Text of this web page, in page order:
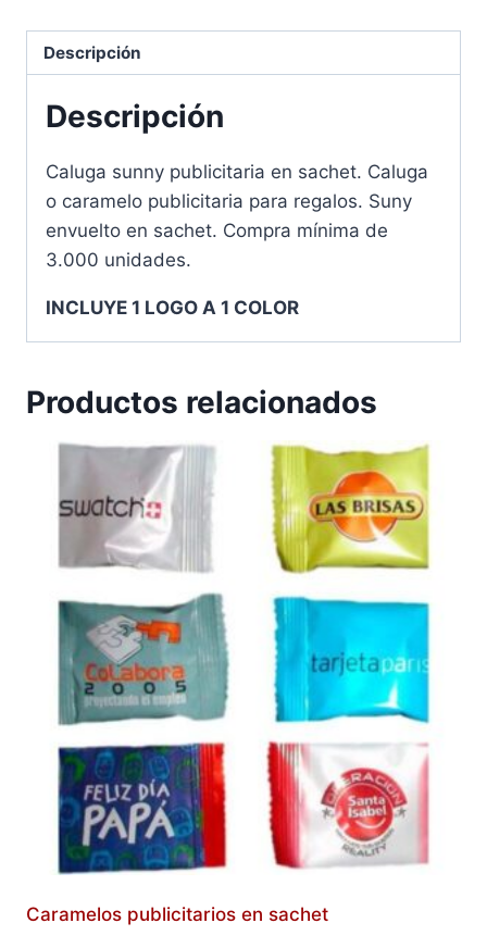
Descripción
Descripción
Caluga sunny publicitaria en sachet. Caluga
o caramelo publicitaria para regalos. Suny
envuelto en sachet. Compra mínima de
3.000 unidades.
INCLUYE 1 LOGO A 1 COLOR
Productos relacionados
Caramelos publicitarios en sachet